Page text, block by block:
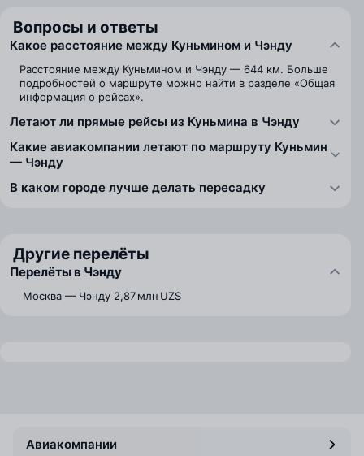
Вопросы и ответы
Какое расстояние между Куньмином и Чэнду
Расстояние между Куньмином и Чэнду — 644 км. Больше
подробностей о маршруте можно найти в разделе «Общая
информация о рейсах».
Летают ли прямые рейсы из Куньмина в Чэнду
Какие авиакомпании летают по маршруту Куньмин
— Чэнду
В каком городе лучше делать пересадку
Другие перелёты
Перелёты в Чэнду
Москва — Чэнду 2,87 млн UZS
Авиакомпании